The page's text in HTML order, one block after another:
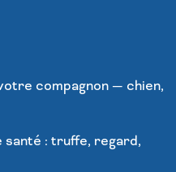
compagnon — chien,
santé : truffe, regard,